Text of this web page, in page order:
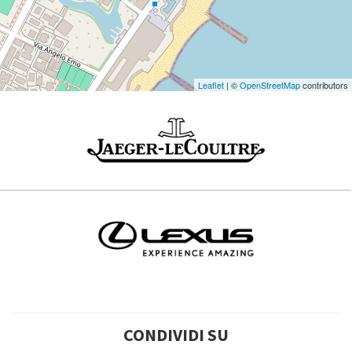
Leaflet | ©OpenStreetMapcontributors
CONDIVIDI SU